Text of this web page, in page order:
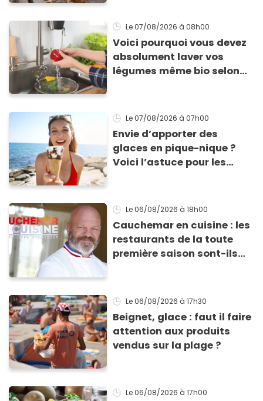
Le 07/08/2026 à 08h00
Voici pourquoi vous devez
absolument laver vos
légumes même bio selon
Le 07/08/2026 à 07h00
Envie d’apporter des
glaces en pique-nique ?
Voici l’astuce pour les
ne fondent !
Le 06/08/2026 à 18h00
Cauchemar en cuisine : les
restaurants de la toute
première saison sont-ils
Le 06/08/2026 à 17h30
Beignet, glace : faut il faire
attention aux produits
vendus sur la plage ?
Le 06/08/2026 à 17h00